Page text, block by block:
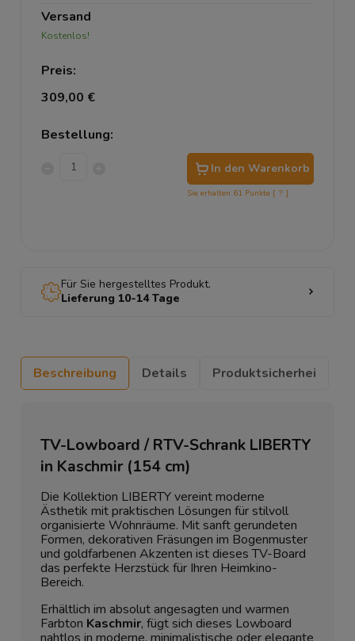
Versand
Kostenlos!
Preis:
309,00 €
Bestellung:
In den Warenkorb
Sie erhalten 61 Punkte [ ? ]
Für Sie hergestelltes Produkt.
Lieferung 10-14 Tage
Beschreibung Details Produktsicherhei
TV-Lowboard / RTV-Schrank LIBERTY
in Kaschmir (154 cm)
Die Kollektion LIBERTY vereint moderne
Ästhetik mit praktischen Lösungen für stilvoll
organisierte Wohnräume. Mit sanft gerundeten
Formen, dekorativen Fräsungen im Bogenmuster
und goldfarbenen Akzenten ist dieses TV-Board
das perfekte Herzstück für Ihren Heimkino-
Bereich.
Erhältlich im absolut angesagten und warmen
Farbton Kaschmir, fügt sich dieses Lowboard